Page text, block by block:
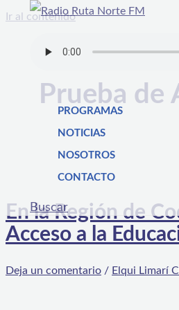
Ir al contenido
PROGRAMAS
NOTICIAS
NOSOTROS
CONTACTO
Buscar
Prueba de
En la Región de
Acceso a la
Deja un comentario / Elqui Limarí